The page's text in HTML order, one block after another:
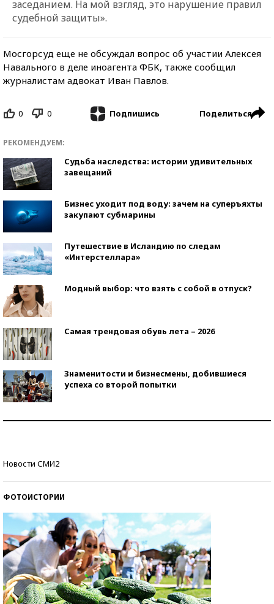
заседанием. На мой взгляд, это нарушение правил
судебной защиты».
Мосгорсуд еще не обсуждал вопрос об участии Алексея
Навального в деле иноагента ФБК, также сообщил
журналистам адвокат Иван Павлов.
0 0 Подпишись Поделиться
РЕКОМЕНДУЕМ:
Судьба наследства: истории удивительных
завещаний
Бизнес уходит под воду: зачем на суперъяхты
закупают субмарины
Путешествие в Исландию по следам
«Интерстеллара»
Модный выбор: что взять с собой в отпуск?
Самая трендовая обувь лета – 2026
Знаменитости и бизнесмены, добившиеся
успеха со второй попытки
Новости СМИ2
ФОТОИСТОРИИ